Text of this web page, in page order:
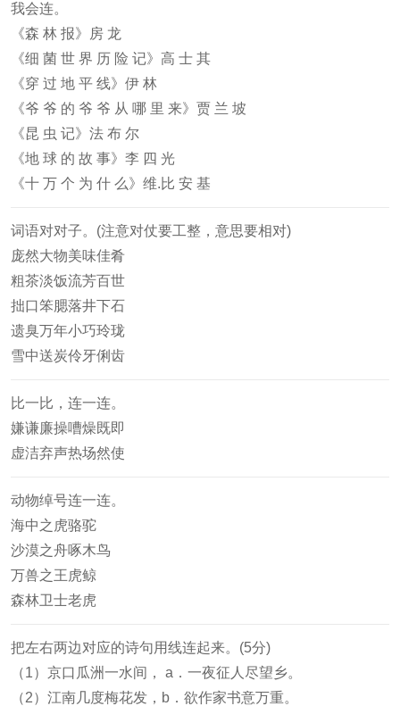
我会连。
《森 林 报》房 龙
《细 菌 世 界 历 险 记》高 士 其
《穿 过 地 平 线》伊 林
《爷 爷 的 爷 爷 从 哪 里 来》贾 兰 坡
《昆 虫 记》法 布 尔
《地 球 的 故 事》李 四 光
《十 万 个 为 什 么》维.比 安 基
词语对对子。(注意对仗要工整，意思要相对)
庞然大物美味佳肴
粗茶淡饭流芳百世
拙口笨腮落井下石
遗臭万年小巧玲珑
雪中送炭伶牙俐齿
比一比，连一连。
嫌谦廉操嘈燥既即
虚洁弃声热场然使
动物绰号连一连。
海中之虎骆驼
沙漠之舟啄木鸟
万兽之王虎鲸
森林卫士老虎
把左右两边对应的诗句用线连起来。(5分)
（1）京口瓜洲一水间， a．一夜征人尽望乡。
（2）江南几度梅花发，b．欲作家书意万重。